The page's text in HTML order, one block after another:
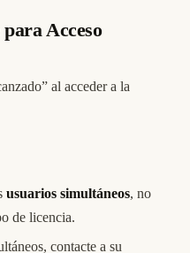
Acceso
al acceder a la
usuarios simultáneos, no
de licencia.
contacte a su